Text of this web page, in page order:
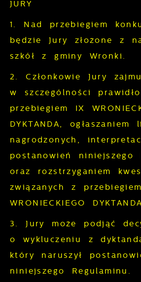
JURY
1. Nad przebiegiem
będzie Jury złożone z
szkół z gminy Wronki.
2. Członkowie Jury
w szczególności
przebiegiem IX
DYKTANDA, ogłaszaniem
nagrodzonych,
postanowień niniejszego
oraz rozstrzyganiem
związanych z
WRONIECKIEGO
3. Jury może podjąć
o wykluczeniu z
który naruszył
niniejszego Regulaminu.